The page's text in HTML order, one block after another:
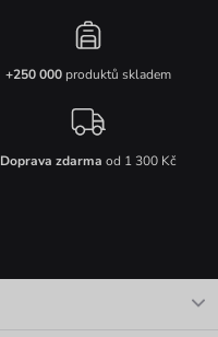
+250 000produktů skladem
Doprava zdarma od 1 300 Kč